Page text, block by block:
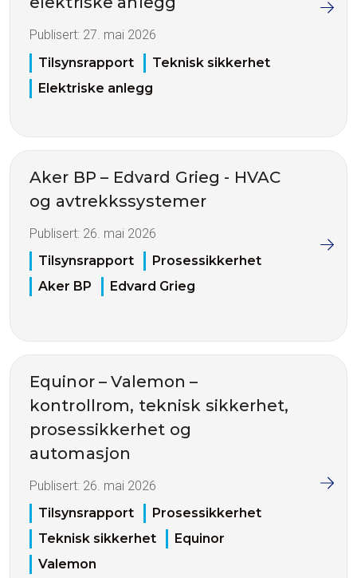
Publisert: 27. mai 2026
Tilsynsrapport
Teknisk sikkerhet
Elektriske anlegg
Aker BP – Edvard Grieg - HVAC
og avtrekkssystemer
Publisert: 26. mai 2026
Tilsynsrapport
Prosessikkerhet
Aker BP
Edvard Grieg
Equinor – Valemon –
kontrollrom, teknisk sikkerhet,
prosessikkerhet og
automasjon
Publisert: 26. mai 2026
Tilsynsrapport
Prosessikkerhet
Teknisk sikkerhet
Equinor
Valemon